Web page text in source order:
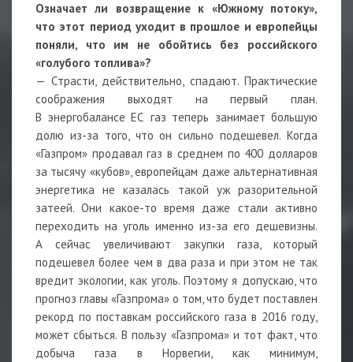
Означает ли возвращение к «Южному потоку»,
что этот период уходит в прошлое и европейцы
поняли, что им не обойтись без российского
«голубого топлива»?
— Страсти, действительно, спадают. Практические
соображения выходят на первый план.
В энергобалансе ЕС газ теперь занимает большую
долю из-за того, что он сильно подешевел. Когда
«Газпром» продавал газ в среднем по 400 долларов
за тысячу «кубов», европейцам даже альтернативная
энергетика не казалась такой уж разорительной
затеей. Они какое-то время даже стали активно
переходить на уголь именно из-за его дешевизны.
А сейчас увеличивают закупки газа, который
подешевел более чем в два раза и при этом не так
вредит экологии, как уголь. Поэтому я допускаю, что
прогноз главы «Газпрома» о том, что будет поставлен
рекорд по поставкам российского газа в 2016 году,
может сбыться. В пользу «Газпрома» и тот факт, что
добыча газа в Норвегии, как минимум,